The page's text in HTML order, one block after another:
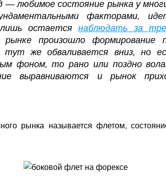
— любимое состояние рынка у
факторами,
лишь остаетсянаблюдать за
произошло формирование
тут же обваливается вниз, но
фоном, то рано или поздно
выравниваются и рынок
рынка называется флетом,